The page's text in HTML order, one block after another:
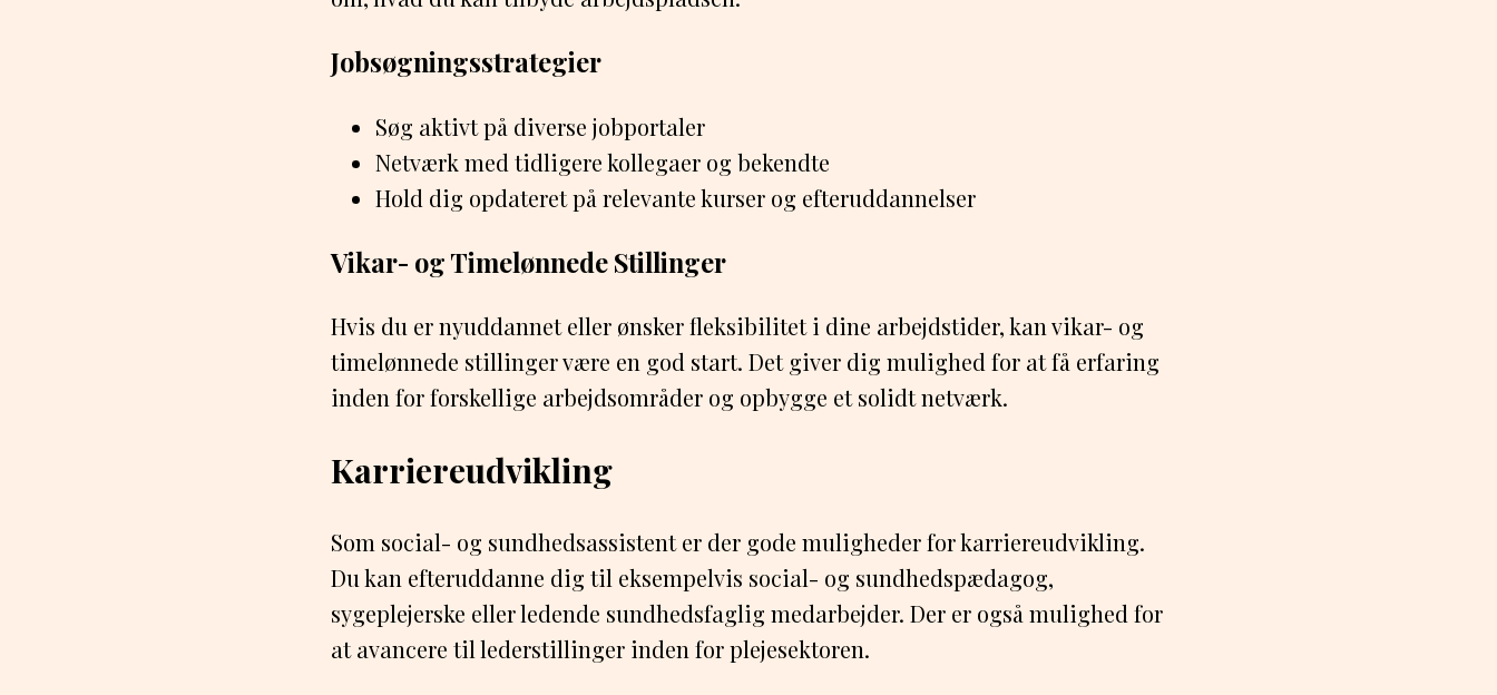
Jobsøgningsstrategier
Søg aktivt på diverse jobportaler
Netværk med tidligere kollegaer og bekendte
Hold dig opdateret på relevante kurser og efteruddannelser
Vikar- og Timelønnede Stillinger
Hvis du er nyuddannet eller ønsker fleksibilitet i dine arbejdstider, kan vikar- og
timelønnede stillinger være en god start. Det giver dig mulighed for at få erfaring
inden for forskellige arbejdsområder og opbygge et solidt netværk.
Karriereudvikling
Som social- og sundhedsassistent er der gode muligheder for karriereudvikling.
Du kan efteruddanne dig til eksempelvis social- og sundhedspædagog,
sygeplejerske eller ledende sundhedsfaglig medarbejder. Der er også mulighed for
at avancere til lederstillinger inden for plejesektoren.